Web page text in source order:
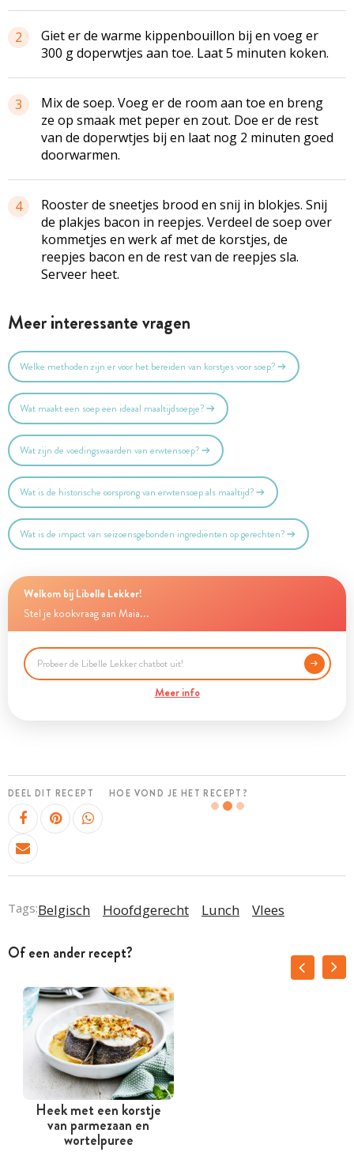
2
Giet er de warme kippenbouillon bij en voeg er
300 g doperwtjes aan toe. Laat 5 minuten koken.
3
Mix de soep. Voeg er de room aan toe en breng
ze op smaak met peper en zout. Doe er de rest
van de doperwtjes bij en laat nog 2 minuten goed
doorwarmen.
4
Rooster de sneetjes brood en snij in blokjes. Snij
de plakjes bacon in reepjes. Verdeel de soep over
kommetjes en werk af met de korstjes, de
reepjes bacon en de rest van de reepjes sla.
Serveer heet.
Meer interessante vragen
Welke methoden zijn er voor het bereiden van korstjes voor soep?
Wat maakt een soep een ideaal maaltijdsoepje?
Wat zijn de voedingswaarden van erwtensoep?
Wat is de historische oorsprong van erwtensoep als maaltijd?
Wat is de impact van seizoensgebonden ingrediënten op gerechten?
Welkom bij Libelle Lekker!
Stel je kookvraag aan Maia...
Meer info
DEEL DIT RECEPT HOE VOND JE HET RECEPT?
Tags:Belgisch Hoofdgerecht Lunch Vlees
Of een ander recept?
Heek met een korstje
van parmezaan en
wortelpuree